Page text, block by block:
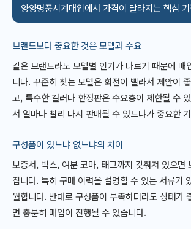
양양명품시계매입에서 가격이 달라지는 핵심
브랜드보다 중요한 것은 모델과 수요
같은 브랜드라도 모델별 인기가 다르기 때문에 매
니다. 꾸준히 찾는 모델은 회전이 빨라서 제안이
고, 특수한 컬러나 한정판은 수요층이 제한될 수
서 얼마나 빨리 다시 판매될 수 있느냐가 중요한
구성품이 있느냐 없느냐의 차이
보증서, 박스, 여분 코마, 태그까지 갖춰져 있으면
집니다. 특히 구매 이력을 설명할 수 있는 서류가
월합니다. 반대로 구성품이 부족하더라도 상태가
면 충분히 매입이 진행될 수 있습니다.